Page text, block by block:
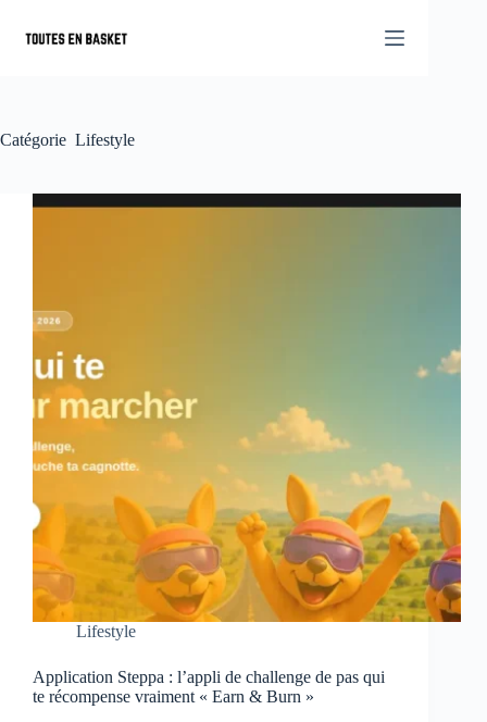
contenu
Catégorie Lifestyle
Lifestyle
Application Steppa : l’appli de challenge de pas qui
te récompense vraiment « Earn & Burn »